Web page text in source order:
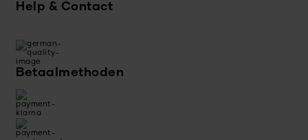
Help & Contact
Betaalmethoden